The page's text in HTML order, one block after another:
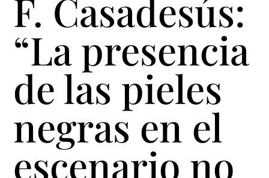
F. Casadesús:
“La presencia
de las pieles
negras en el
escenario no